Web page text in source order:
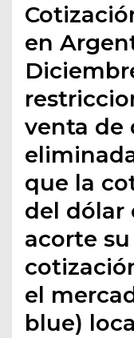
en
venta de
que la
del dólar
acorte
el
blue)